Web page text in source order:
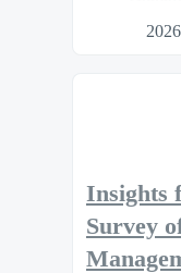
Insights
Survey